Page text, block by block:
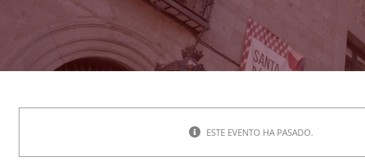
ESTE EVENTO HA PASADO.